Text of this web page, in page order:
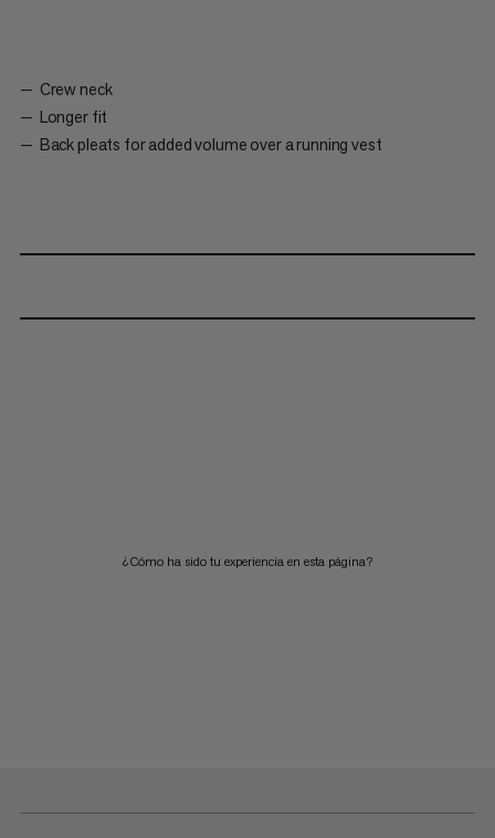
Crew neck
Longer fit
Back pleats for added volume over a running vest
¿Cómo ha sido tu experiencia en esta página?